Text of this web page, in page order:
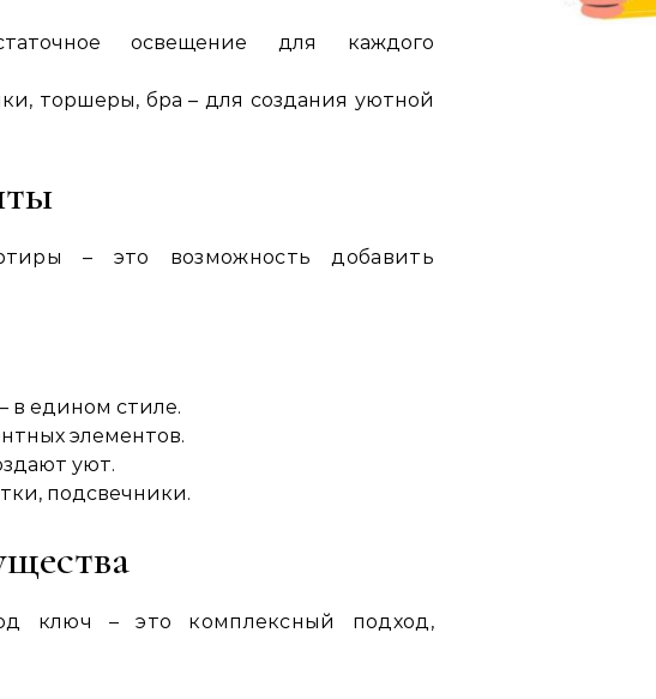
освещение для каждого
торшеры, бра – для создания уютной
– это возможность добавить
в едином стиле.
элементов.
уют.
подсвечники.
ключ – это комплексный подход,